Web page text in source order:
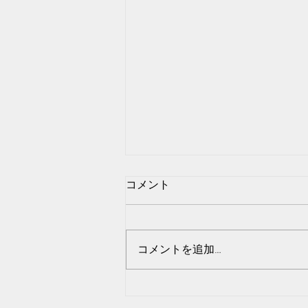
例外を生きる
コメント
コメントを追加…